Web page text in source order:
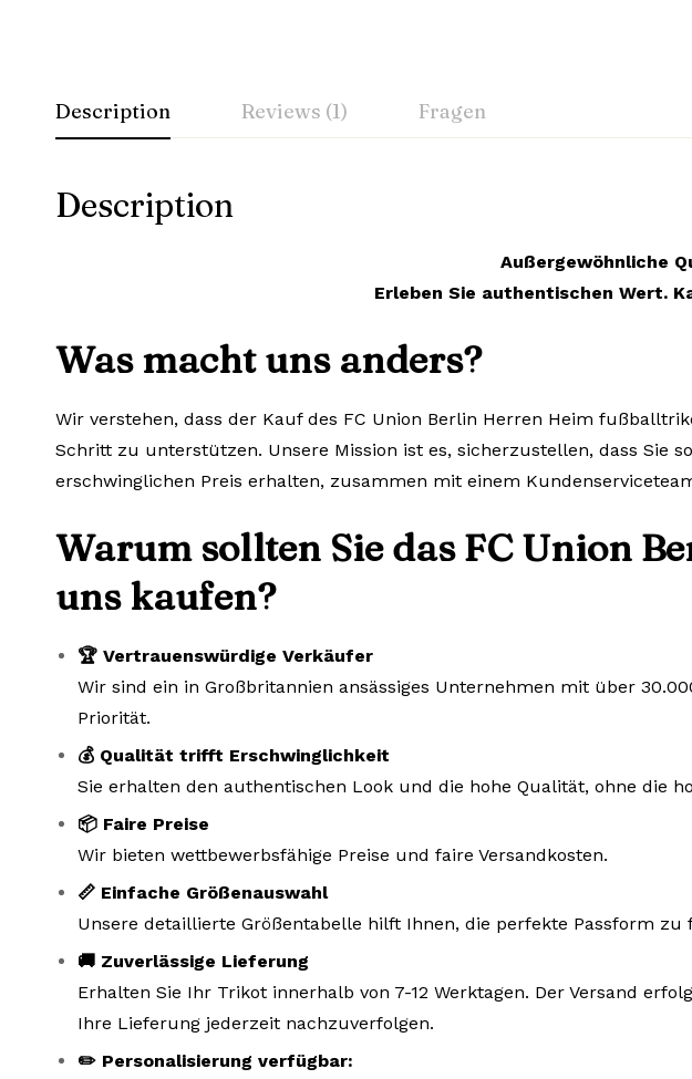
Description Reviews (1) Fragen
Description
Außergewöhnliche
Erleben Sie authentischen Wert.
Was macht uns anders?
Wir verstehen, dass der Kauf des FC Union Berlin Herren Heim
Schritt zu unterstützen. Unsere Mission ist es, sicherzustellen, dass Sie
erschwinglichen Preis erhalten, zusammen mit einem
Warum sollten Sie das FC Union
uns kaufen?
🏆 Vertrauenswürdige Verkäufer
Wir sind ein in Großbritannien ansässiges Unternehmen mit über
Priorität.
💰 Qualität trifft Erschwinglichkeit
Sie erhalten den authentischen Look und die hohe Qualität, ohne die
📦 Faire Preise
Wir bieten wettbewerbsfähige Preise und faire Versandkosten.
📏 Einfache Größenauswahl
Unsere detaillierte Größentabelle hilft Ihnen, die perfekte Passform
🚚 Zuverlässige Lieferung
Erhalten Sie Ihr Trikot innerhalb von 7-12 Werktagen. Der Versand
Ihre Lieferung jederzeit nachzuverfolgen.
✏️ Personalisierung verfügbar: